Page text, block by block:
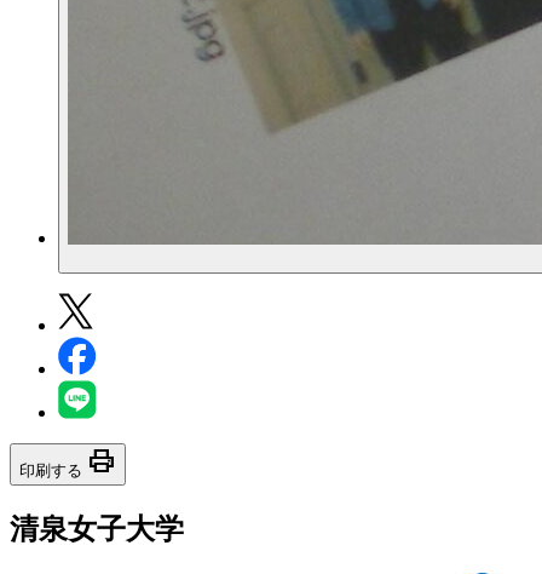
印刷する print
清泉女子大学